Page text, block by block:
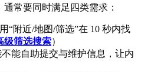
常要同时满足四类需求：
“附近/地图/筛选”在 10 秒内找
级筛选搜索）
不能自助提交与维护信息，让内